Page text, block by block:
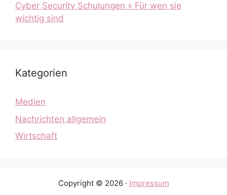
Cyber Security Schulungen » Für wen sie
wichtig sind
Kategorien
Medien
Nachrichten allgemein
Wirtschaft
Copyright © 2026 · Impressum